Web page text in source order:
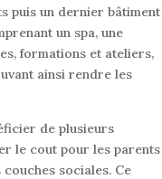
puis un dernier bâtiment
un spa, une
formations et ateliers,
ainsi rendre les
de plusieurs
le cout pour les parents
sociales. Ce